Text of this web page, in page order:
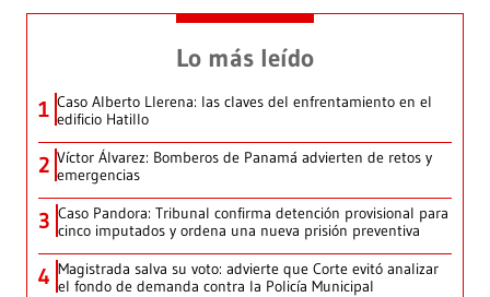
Lo más leído
1 Caso Alberto Llerena: las claves del enfrentamiento en el
edificio Hatillo
2 Víctor Álvarez: Bomberos de Panamá advierten de retos y
emergencias
3 Caso Pandora: Tribunal confirma detención provisional para
cinco imputados y ordena una nueva prisión preventiva
4 Magistrada salva su voto: advierte que Corte evitó analizar
el fondo de demanda contra la Policía Municipal